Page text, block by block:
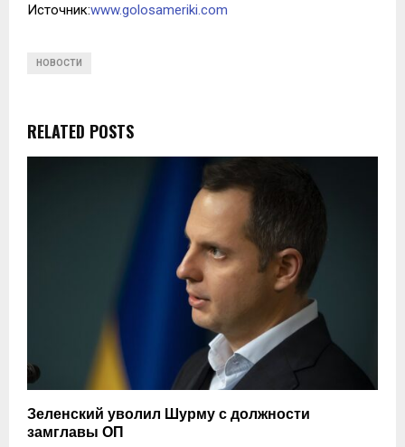
Источник:www.golosameriki.com
НОВОСТИ
RELATED POSTS
Зеленский уволил Шурму с должности
замглавы ОП